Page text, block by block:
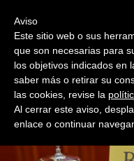
Oasi San Giuseppe
Casa per ferie in Roma dal
Aviso
Este sitio web o sus
que son necesarias para
los objetivos indicados en
saber más o retirar su
las cookies, revise la
Al cerrar este aviso,
enlace o continuar